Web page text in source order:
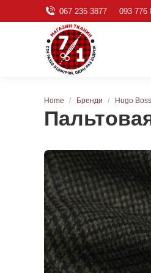
067 235 3877 093 776
You are here:
Home Бренди Hugo Boss